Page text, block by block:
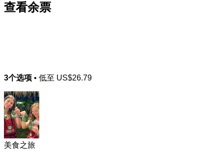
查看余票
3个选项 • 低至 US$26.79
美食之旅